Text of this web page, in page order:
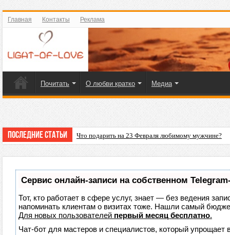
Главная Контакты Реклама
Почитать О любви кратко Медиа
Последние статьи Что подарить на 23 Февраля любимому мужчине?
Сервис онлайн-записи на собственном
Тот, кто работает в сфере услуг, знает — без ведения
напоминать клиентам о визитах тоже. Нашли самый
Для новых пользователей первый месяц бесплатно.
Чат-бот для мастеров и специалистов, который упрощает